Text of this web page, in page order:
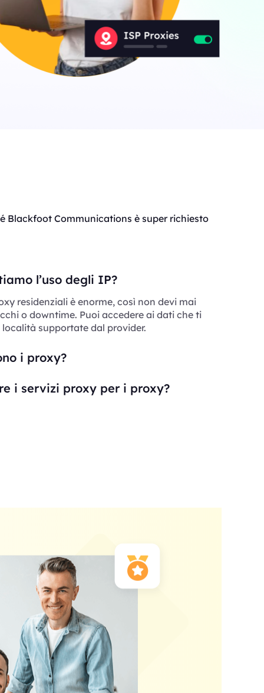
Blackfoot Communications è super richiesto
l’uso degli IP?
residenziali è enorme, così non devi mai
o downtime. Puoi accedere ai dati che ti
supportate dal provider.
i proxy?
i servizi proxy per i proxy?